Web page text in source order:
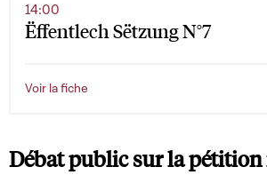
Ëffentlech Sëtzung N°7
14:00
Voir la fiche
Débat public sur la pétition